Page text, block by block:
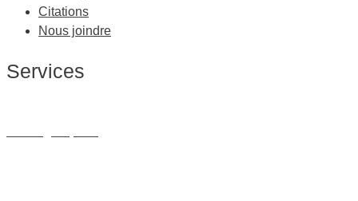
Citations
Nous joindre
Services